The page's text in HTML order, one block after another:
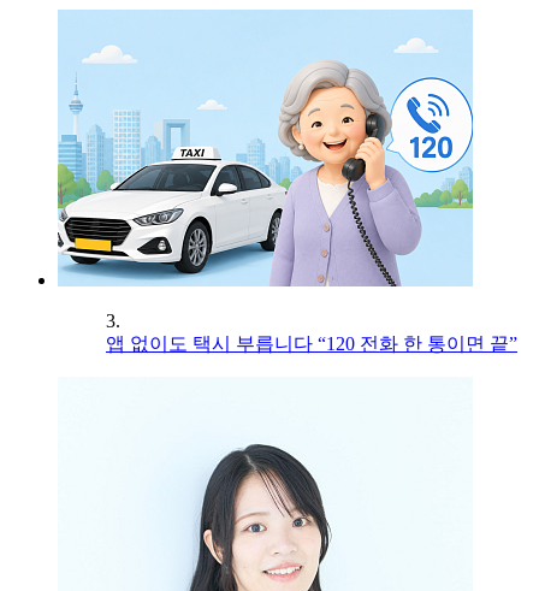
3.
앱 없이도 택시 부릅니다 “120 전화 한 통이면 끝”